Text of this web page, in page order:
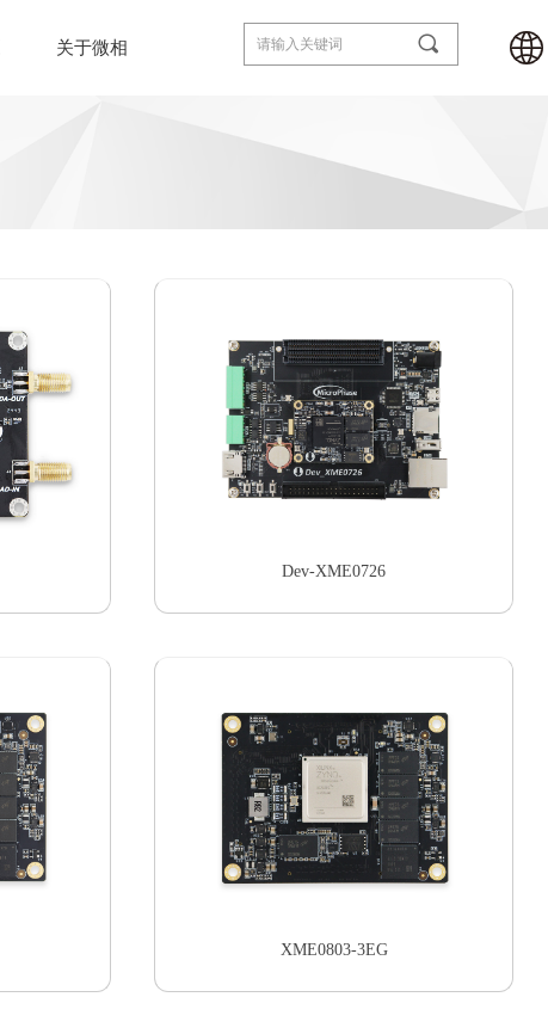
끠
关于微相
Dev-XME0726
XME0803-3EG